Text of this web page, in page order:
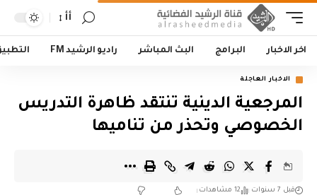
أأ
اخر الاخبار البرامج البث المباشر راديو الرشيد FM
الاخبار العاجلة
المرجعية الدينية تنتقد ظاهرة التدريس
الخصوصي وتحذر من تناميها
قبل 7 سنوات 12 مشاهدات